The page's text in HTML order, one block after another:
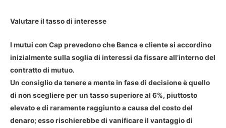
Valutare il tasso di interesse
I mutui con Cap prevedono che Banca e cliente si accordino
inizialmente sulla soglia di interessi da fissare all’interno del
contratto di mutuo.
Un consiglio da tenere a mente in fase di decisione è quello
di non scegliere per un tasso superiore al 6%, piuttosto
elevato e di raramente raggiunto a causa del costo del
denaro; esso rischierebbe di vanificare il vantaggio di